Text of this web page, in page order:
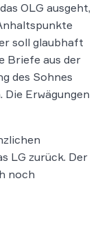
OLG ausgeht,
soll glaubhaft
Briefe aus der
des Sohnes
Die Erwägungen
LG zurück. Der
noch